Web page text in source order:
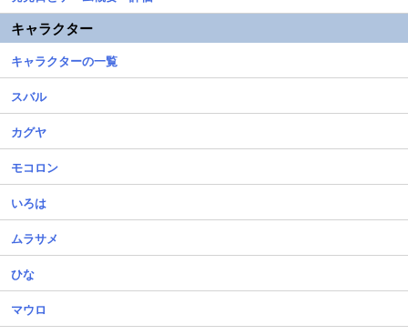
キャラクター
キャラクターの一覧
スバル
カグヤ
モコロン
いろは
ムラサメ
ひな
マウロ